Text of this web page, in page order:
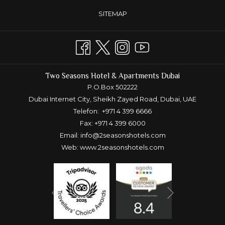
SITEMAP
Two Seasons Hotel & Apartments Dubai
P.O.Box 502222
Dubai Internet City, Sheikh Zayed Road, Dubai, UAE
Telefon: +971 4 399 6666
Fax: +971 4 399 6000
Email: info@2seasonshotels.com
Web: www.2seasonshotels.com
Vorherige